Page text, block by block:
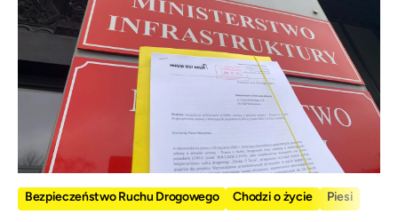
Bezpieczeństwo Ruchu Drogowego Chodzi o życie Piesi